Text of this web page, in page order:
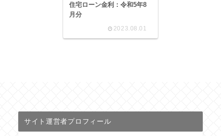
住宅ローン金利：令和5年8
月分
2023.08.01
サイト運営者プロフィール